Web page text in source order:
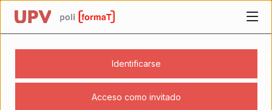
UPV Página personal
Identificarse
Acceso como invitado